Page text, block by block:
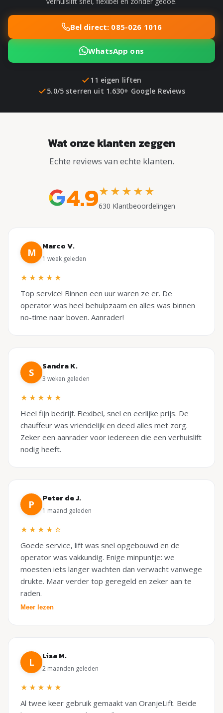
Bel direct: 085-026 1016
WhatsApp ons
11 eigen liften
5.0/5 sterren uit 1.630+ Google Reviews
Wat onze klanten zeggen
Echte reviews van echte klanten.
4.9★★★★★
630 Klantbeoordelingen
M
Marco V.
1 week geleden
★★★★★
Top service! Binnen een uur waren ze er. De
operator was heel behulpzaam en alles was binnen
no-time naar boven. Aanrader!
S
Sandra K.
3 weken geleden
★★★★★
Heel fijn bedrijf. Flexibel, snel en eerlijke prijs. De
chauffeur was vriendelijk en deed alles met zorg.
Zeker een aanrader voor iedereen die een verhuislift
nodig heeft.
P
Peter de J.
1 maand geleden
★★★★☆
Goede service, lift was snel opgebouwd en de
operator was vakkundig. Enige minpuntje: we
moesten iets langer wachten dan verwacht vanwege
drukte. Maar verder top geregeld en zeker aan te
raden.
Meer lezen
L
Lisa M.
2 maanden geleden
★★★★★
Al twee keer gebruik gemaakt van OranjeLift. Beide